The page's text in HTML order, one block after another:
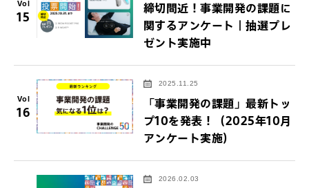
Vol
15
締切間近！事業開発の課題に
関するアンケート｜抽選プレ
ゼント実施中
Vol
16
2025.11.25
「事業開発の課題」最新トッ
プ10を発表！（2025年10月
アンケート実施）
2026.02.03